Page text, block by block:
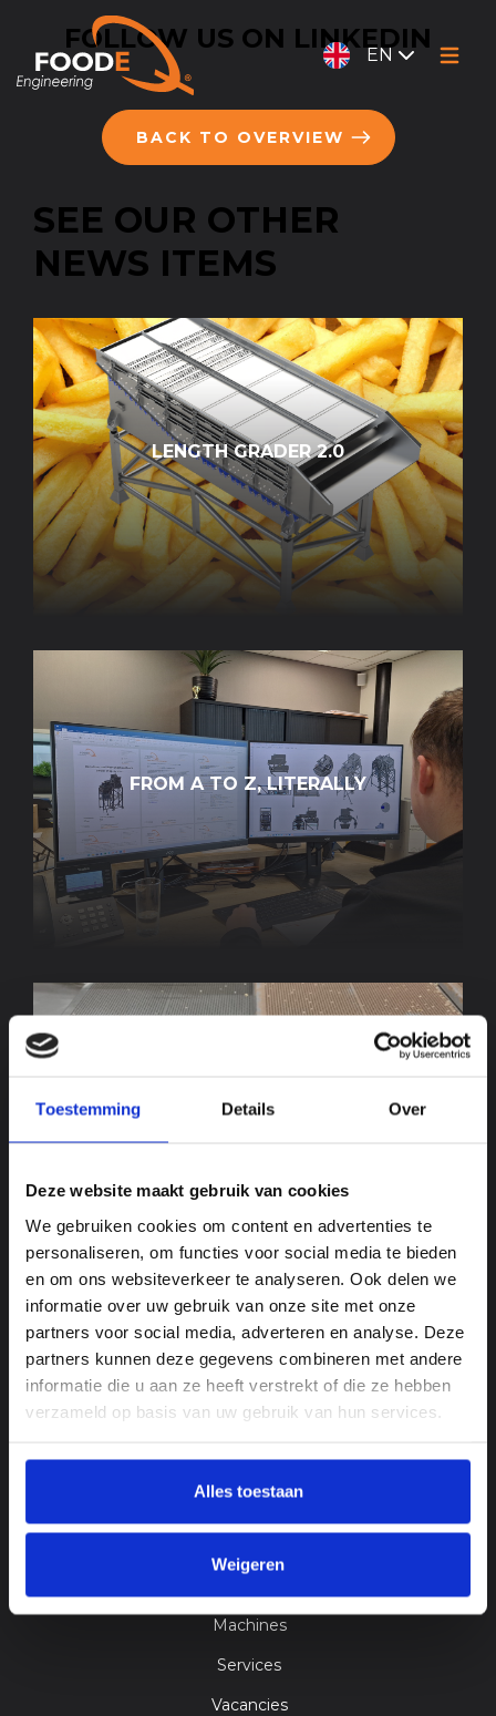
Toestemming Details Over
Deze website maakt gebruik van cookies
We gebruiken cookies om content en advertenties te
personaliseren, om functies voor social media te bieden
en om ons websiteverkeer te analyseren. Ook delen we
informatie over uw gebruik van onze site met onze
partners voor social media, adverteren en analyse. Deze
partners kunnen deze gegevens combineren met andere
informatie die u aan ze heeft verstrekt of die ze hebben
verzameld op basis van uw gebruik van hun services.
Alles toestaan
Weigeren
EN
FOLLOW US ON LINKEDIN
BACK TO OVERVIEW
SEE OUR OTHER
NEWS ITEMS
LENGTH GRADER 2.0
FROM A TO Z, LITERALLY
SMOOTHER MEANS CLEANER
GO TO
Machines
Services
Vacancies